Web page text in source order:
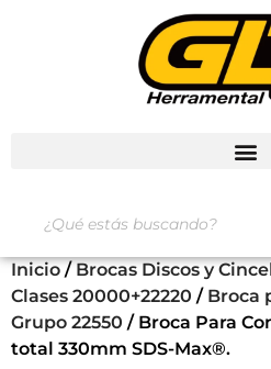
Inicio / Brocas Discos y
Clases 20000+22220 / Broca
Grupo 22550 / Broca Para
total 330mm SDS-Max®.